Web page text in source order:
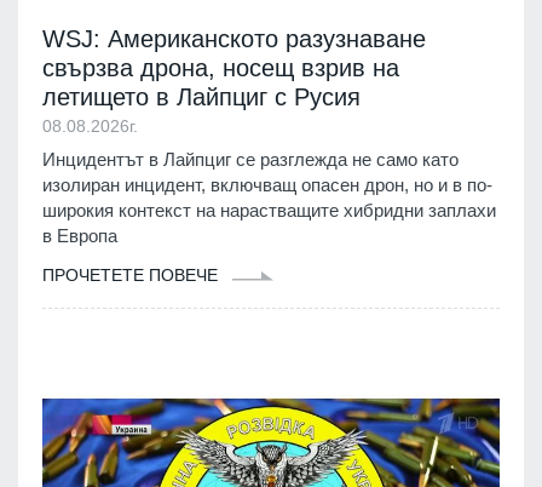
WSJ: Американското разузнаване
свързва дрона, носещ взрив на
летището в Лайпциг с Русия
08.08.2026г.
Инцидентът в Лайпциг се разглежда не само като
изолиран инцидент, включващ опасен дрон, но и в по-
широкия контекст на нарастващите хибридни заплахи
в Европа
ПРОЧЕТЕТЕ ПОВЕЧЕ